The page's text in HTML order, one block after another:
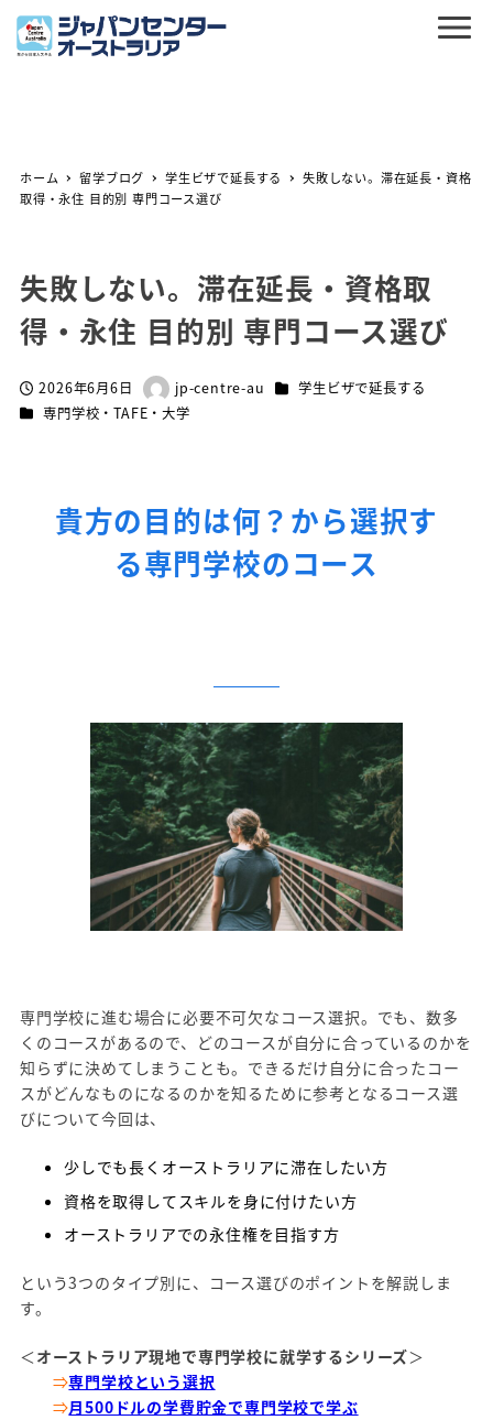
ホーム 留学ブログ 学生ビザで延長する
失敗しない。滞在延長・資格
取得・永住 目的別 専門コース選び
失敗しない。滞在延長・資格取
得・永住 目的別 専門コース選び
投稿日2026年6月6日
著
者
jp-centre-au カテゴリー
学生ビザで延長する
カテゴリー
専門学校・TAFE・大学
貴方の目的は何？から選択す
る専門学校のコース
専門学校に進む場合に必要不可欠なコース選択。でも、数多
くのコースがあるので、どのコースが自分に合っているのかを
知らずに決めてしまうことも。できるだけ自分に合ったコー
スがどんなものになるのかを知るために参考となるコース選
びについて今回は、
少しでも長くオーストラリアに滞在したい方
資格を取得してスキルを身に付けたい方
オーストラリアでの永住権を目指す方
という3つのタイプ別に、コース選びのポイントを解説しま
す。
＜オーストラリア現地で専門学校に就学するシリーズ＞
⇒専門学校という選択
⇒月500ドルの学費貯金で専門学校で学ぶ